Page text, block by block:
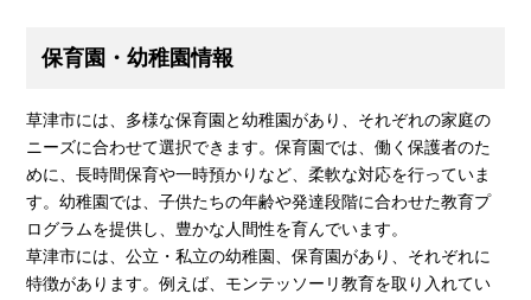
保育園・幼稚園情報
草津市には、多様な保育園と幼稚園があり、それぞれの家庭の
ニーズに合わせて選択できます。保育園では、働く保護者のた
めに、長時間保育や一時預かりなど、柔軟な対応を行っていま
す。幼稚園では、子供たちの年齢や発達段階に合わせた教育プ
ログラムを提供し、豊かな人間性を育んでいます。
草津市には、公立・私立の幼稚園、保育園があり、それぞれに
特徴があります。例えば、モンテッソーリ教育を取り入れてい